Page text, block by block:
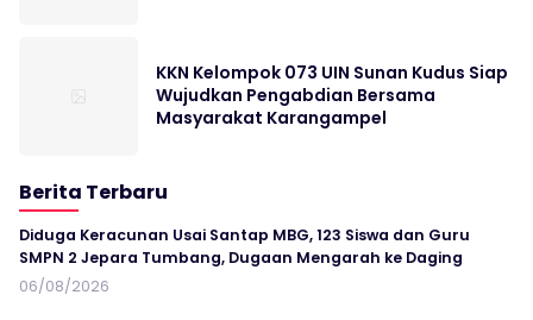
KKN Kelompok 073 UIN Sunan Kudus Siap
Wujudkan Pengabdian Bersama
Masyarakat Karangampel
Berita Terbaru
Diduga Keracunan Usai Santap MBG, 123 Siswa dan Guru
SMPN 2 Jepara Tumbang, Dugaan Mengarah ke Daging
06/08/2026